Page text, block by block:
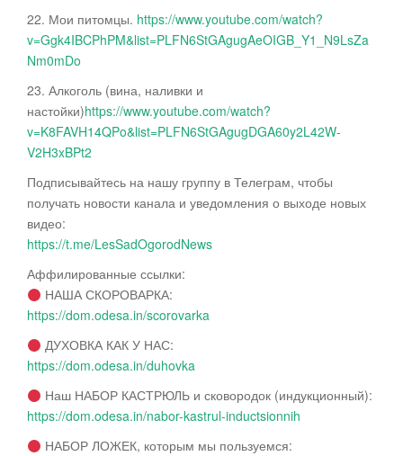
22. Мои питомцы. https://www.youtube.com/watch?
v=Ggk4IBCPhPM&list=PLFN6StGAgugAeOIGB_Y1_N9LsZa
Nm0mDo
23. Алкоголь (вина, наливки и
настойки)https://www.youtube.com/watch?
v=K8FAVH14QPo&list=PLFN6StGAgugDGA60y2L42W-
V2H3xBPt2
Подписывайтесь на нашу группу в Телеграм, чтобы
получать новости канала и уведомления о выходе новых
видео:
https://t.me/LesSadOgorodNews
Аффилированные ссылки:
НАША СКОРОВАРКА:
https://dom.odesa.in/scorovarka
ДУХОВКА КАК У НАС:
https://dom.odesa.in/duhovka
Наш НАБОР КАСТРЮЛЬ и сковородок (индукционный):
https://dom.odesa.in/nabor-kastrul-inductsionnih
НАБОР ЛОЖЕК, которым мы пользуемся: